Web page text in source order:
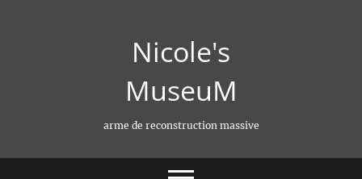
Nicole's
MuseuM
arme de reconstruction massive